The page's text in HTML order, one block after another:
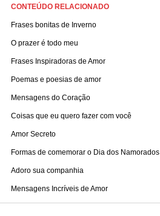
CONTEÚDO RELACIONADO
Frases bonitas de Inverno
O prazer é todo meu
Frases Inspiradoras de Amor
Poemas e poesias de amor
Mensagens do Coração
Coisas que eu quero fazer com você
Amor Secreto
Formas de comemorar o Dia dos Namorados
Adoro sua companhia
Mensagens Incríveis de Amor